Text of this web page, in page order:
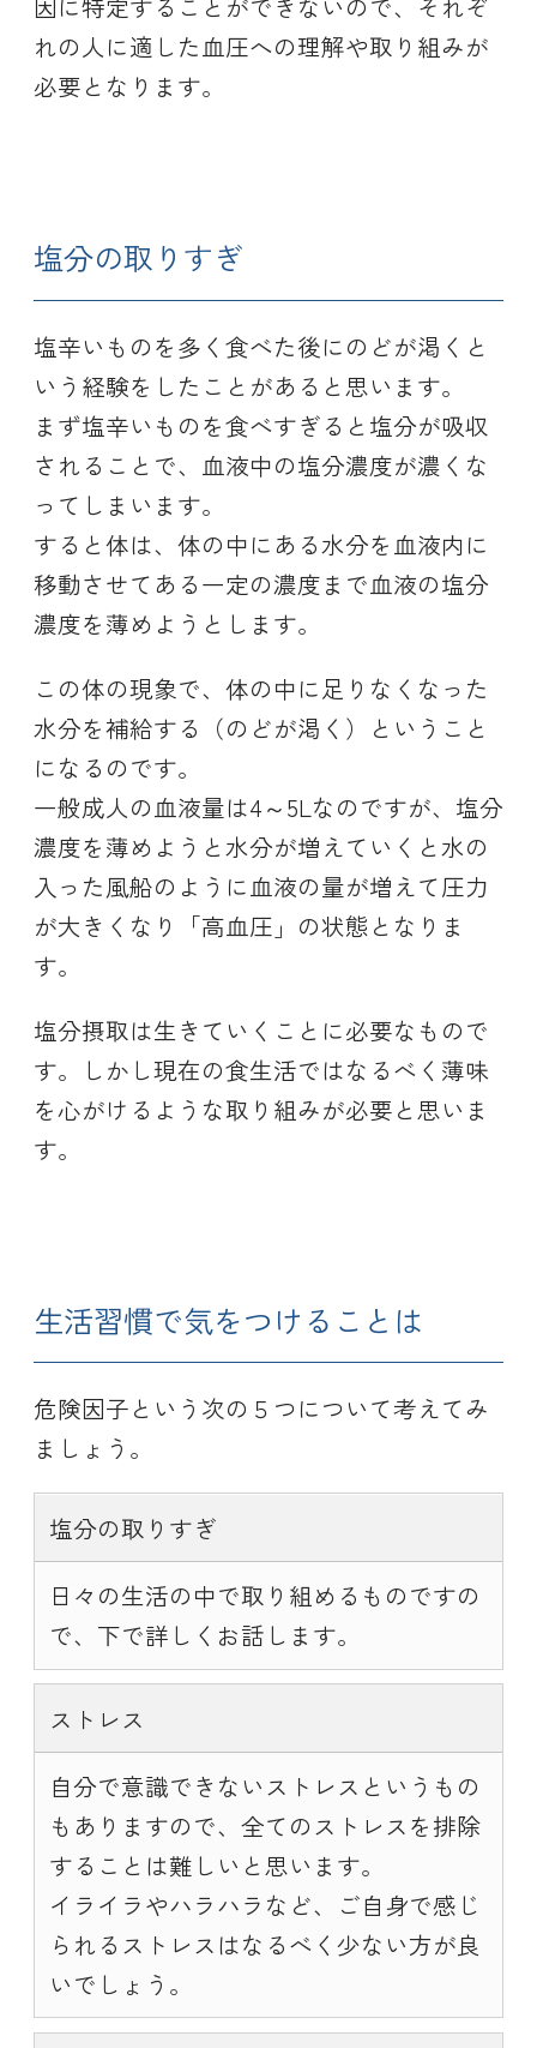
因に特定することができないので、それぞ
れの人に適した血圧への理解や取り組みが
必要となります。
塩分の取りすぎ
塩辛いものを多く食べた後にのどが渇くと
いう経験をしたことがあると思います。
まず塩辛いものを食べすぎると塩分が吸収
されることで、血液中の塩分濃度が濃くな
ってしまいます。
すると体は、体の中にある水分を血液内に
移動させてある一定の濃度まで血液の塩分
濃度を薄めようとします。
この体の現象で、体の中に足りなくなった
水分を補給する（のどが渇く）ということ
になるのです。
一般成人の血液量は4～5Lなのですが、塩分
濃度を薄めようと水分が増えていくと水の
入った風船のように血液の量が増えて圧力
が大きくなり「高血圧」の状態となりま
す。
塩分摂取は生きていくことに必要なもので
す。しかし現在の食生活ではなるべく薄味
を心がけるような取り組みが必要と思いま
す。
生活習慣で気をつけることは
危険因子という次の５つについて考えてみ
ましょう。
塩分の取りすぎ
日々の生活の中で取り組めるものですの
で、下で詳しくお話します。
ストレス
自分で意識できないストレスというもの
もありますので、全てのストレスを排除
することは難しいと思います。
イライラやハラハラなど、ご自身で感じ
られるストレスはなるべく少ない方が良
いでしょう。